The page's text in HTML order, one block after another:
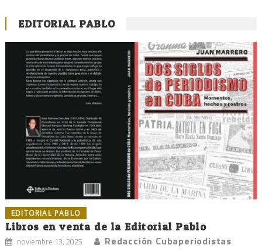
EDITORIAL PABLO
EDITORIAL PABLO
Libros en venta de la Editorial Pablo
noviembre 13, 2025 Redacción Cubaperiodistas